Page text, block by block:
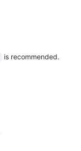
is recommended.